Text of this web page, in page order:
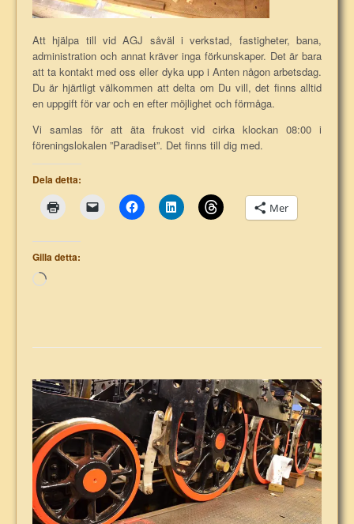
Att hjälpa till vid AGJ såväl i verkstad, fastigheter, bana,
administration och annat kräver inga förkunskaper. Det är bara
att ta kontakt med oss eller dyka upp i Anten någon arbetsdag.
Du är hjärtligt välkommen att delta om Du vill, det finns alltid
en uppgift för var och en efter möjlighet och förmåga.
Vi samlas för att äta frukost vid cirka klockan 08:00 i
föreningslokalen ”Paradiset”. Det finns till dig med.
Dela detta:
Mer
Gilla detta:
Laddar